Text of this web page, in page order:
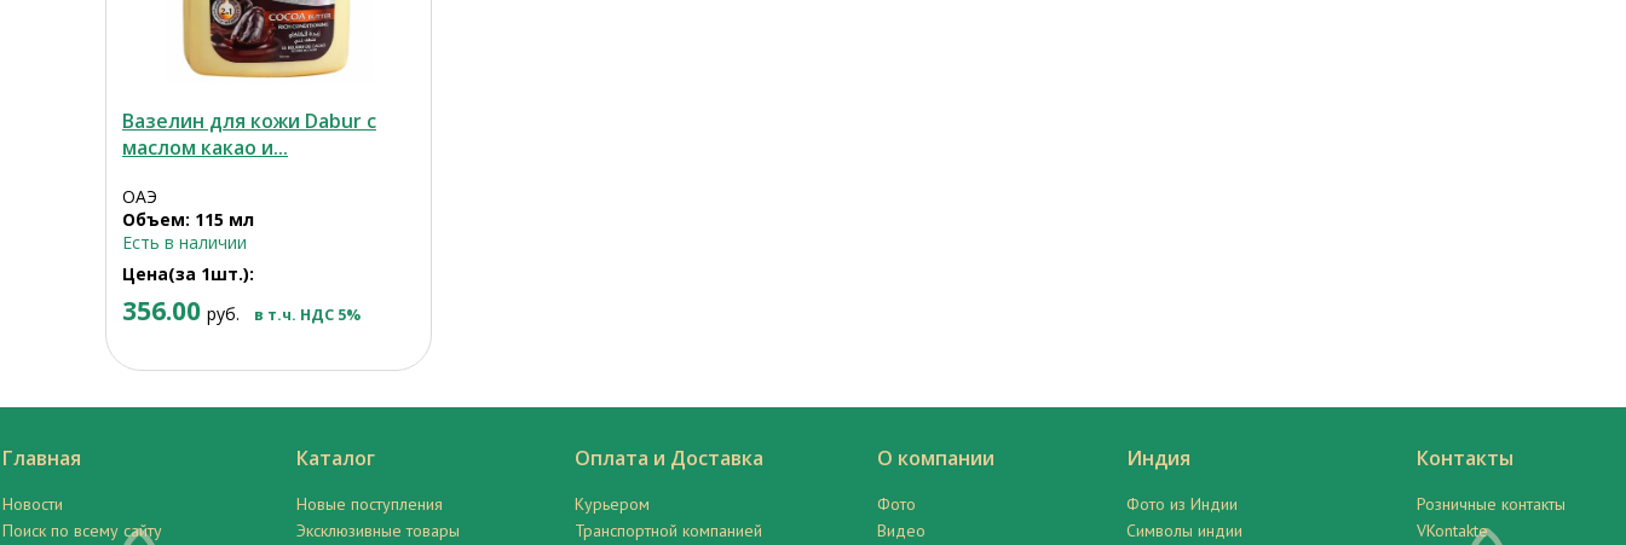
Вазелин для кожи Dabur с
маслом какао и...
ОАЭ
Объем: 115 мл
Есть в наличии
Цена(за 1шт.):
356.00 руб. в т.ч. НДС 5%
Главная
Новости
Поиск по всему сайту
Каталог
Новые поступления
Эксклюзивные товары
Оплата и Доставка
Курьером
Транспортной компанией
О компании
Фото
Видео
Индия
Фото из Индии
Символы индии
Контакты
Розничные контакты
VKontakte